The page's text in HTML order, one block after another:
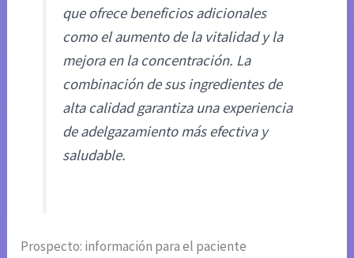
que ofrece beneficios adicionales
como el aumento de la vitalidad y la
mejora en la concentración. La
combinación de sus ingredientes de
alta calidad garantiza una experiencia
de adelgazamiento más efectiva y
saludable.
Prospecto: información para el paciente